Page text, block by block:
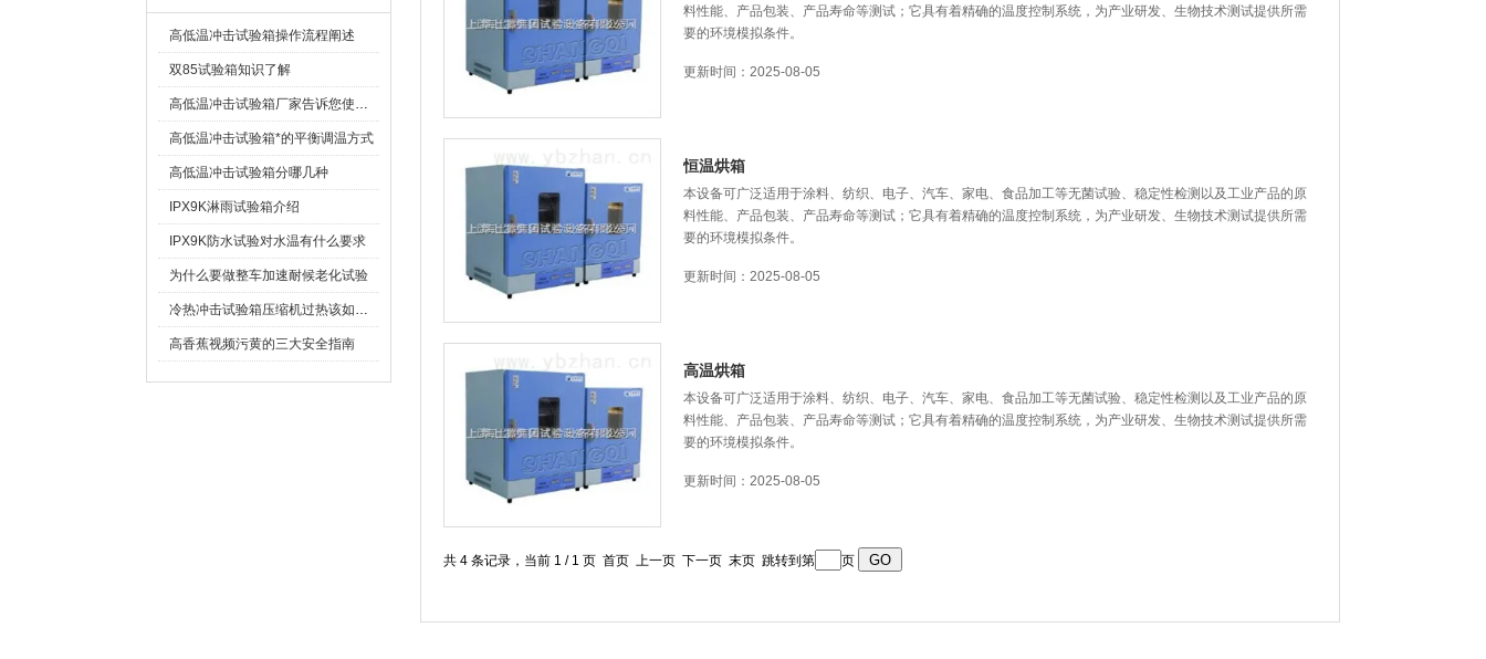
高低温冲击试验箱操作流程阐述
双85试验箱知识了解
高低温冲击试验箱厂家告诉您使用试验箱注意细节
高低温冲击试验箱*的平衡调温方式
高低温冲击试验箱分哪几种
IPX9K淋雨试验箱介绍
IPX9K防水试验对水温有什么要求
为什么要做整车加速耐候老化试验
冷热冲击试验箱压缩机过热该如何处理
高香蕉视频污黄的三大安全指南
料性能、产品包装、产品寿命等测试；它具有着精确的温度控制系统，为产业研发、生物技术测试提供所需
要的环境模拟条件。
更新时间：2025-08-05
恒温烘箱
本设备可广泛适用于涂料、纺织、电子、汽车、家电、食品加工等无菌试验、稳定性检测以及工业产品的原
料性能、产品包装、产品寿命等测试；它具有着精确的温度控制系统，为产业研发、生物技术测试提供所需
要的环境模拟条件。
更新时间：2025-08-05
高温烘箱
本设备可广泛适用于涂料、纺织、电子、汽车、家电、食品加工等无菌试验、稳定性检测以及工业产品的原
料性能、产品包装、产品寿命等测试；它具有着精确的温度控制系统，为产业研发、生物技术测试提供所需
要的环境模拟条件。
更新时间：2025-08-05
共 4 条记录，当前 1 / 1 页 首页 上一页 下一页 末页 跳转到第 页